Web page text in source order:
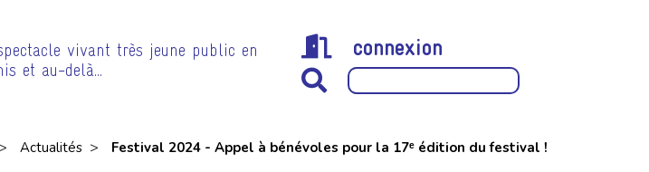
vivant très jeune public en
et au-delà…
connexion
> Actualités > Festival 2024 - Appel à bénévoles pour la 17ᵉ édition du festival !